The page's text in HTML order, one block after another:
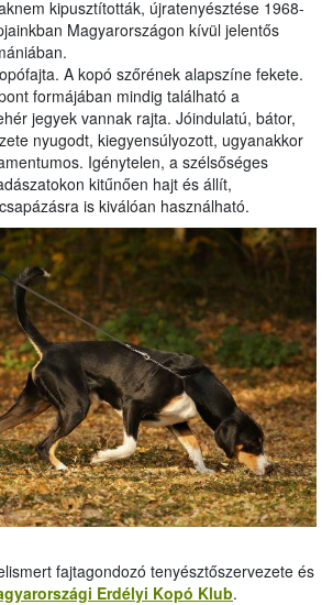
kipusztították, újratenyésztése 1968-
Magyarországon kívül jelentős
A kopó szőrének alapszíne fekete.
formájában mindig található a
jegyek vannak rajta. Jóindulatú, bátor,
nyugodt, kiegyensúlyozott, ugyanakkor
Igénytelen, a szélsőséges
kitűnően hajt és állít,
is kiválóan használható.
fajtagondozó tenyésztőszervezete és
Erdélyi Kopó Klub.